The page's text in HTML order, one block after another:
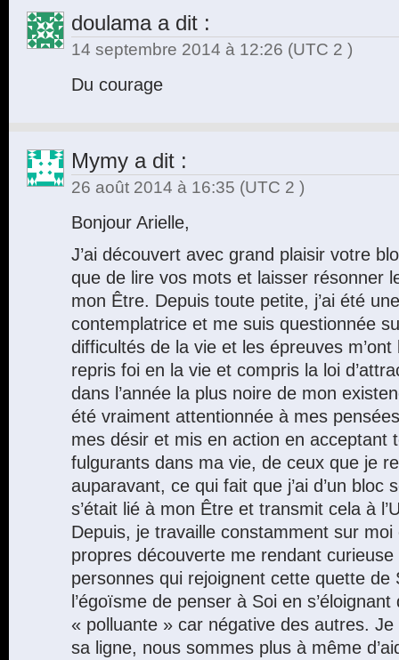
doulamaa dit :
14 septembre 2014 à 12:26 (UTC 2 )
Du courage
Mymy a dit :
26 août 2014 à 16:35 (UTC 2 )
Bonjour Arielle,
J’ai découvert avec grand plaisir votre
que de lire vos mots et laisser résonner
mon Être. Depuis toute petite, j’ai été
contemplatrice et me suis questionnée
difficultés de la vie et les épreuves m’ont
repris foi en la vie et compris la loi
dans l’année la plus noire de mon
été vraiment attentionnée à mes
mes désir et mis en action en acceptant
fulgurants dans ma vie, de ceux que je
auparavant, ce qui fait que j’ai d’un bloc
s’était lié à mon Être et transmit cela à
Depuis, je travaille constamment sur
propres découverte me rendant curieuse
personnes qui rejoignent cette quette de
l’égoïsme de penser à Soi en
« polluante » car négative des autres. Je
sa ligne, nous sommes plus à même